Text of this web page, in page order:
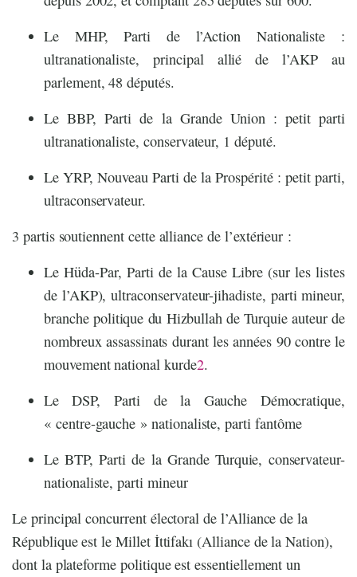
Le MHP, Parti de l’Action Nationaliste :
ultranationaliste, principal allié de l’AKP au
parlement, 48 députés.
Le BBP, Parti de la Grande Union : petit parti
ultranationaliste, conservateur, 1 député.
Le YRP, Nouveau Parti de la Prospérité : petit parti,
ultraconservateur.
3 partis soutiennent cette alliance de l’extérieur :
Le Hüda-Par, Parti de la Cause Libre (sur les listes
de l’AKP), ultraconservateur-jihadiste, parti mineur,
branche politique du Hizbullah de Turquie auteur de
nombreux assassinats durant les années 90 contre le
mouvement national kurde2.
Le DSP, Parti de la Gauche Démocratique,
« centre-gauche » nationaliste, parti fantôme
Le BTP, Parti de la Grande Turquie, conservateur-
nationaliste, parti mineur
Le principal concurrent électoral de l’Alliance de la
République est le Millet İttifakı (Alliance de la Nation),
dont la plateforme politique est essentiellement un